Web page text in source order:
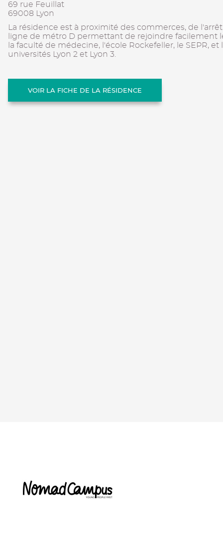
69 rue Feuillat
69008 Lyon
La résidence est à proximité des commerces, de
ligne de métro D permettant de rejoindre facilement
la faculté de médecine, l'école Rockefeller, le SEPR,
universités Lyon 2 et Lyon 3.
VOIR LA FICHE DE LA RÉSIDENCE